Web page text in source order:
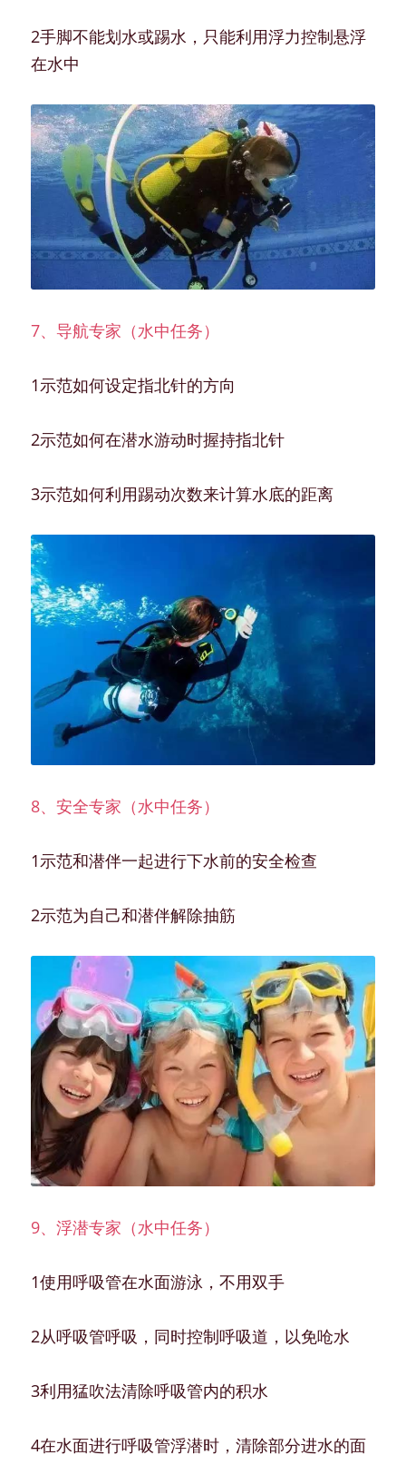
2手脚不能划水或踢水，只能利用浮力控制悬浮
在水中
7、导航专家（水中任务）
1示范如何设定指北针的方向
2示范如何在潜水游动时握持指北针
3示范如何利用踢动次数来计算水底的距离
8、安全专家（水中任务）
1示范和潜伴一起进行下水前的安全检查
2示范为自己和潜伴解除抽筋
9、浮潜专家（水中任务）
1使用呼吸管在水面游泳，不用双手
2从呼吸管呼吸，同时控制呼吸道，以免呛水
3利用猛吹法清除呼吸管内的积水
4在水面进行呼吸管浮潜时，清除部分进水的面